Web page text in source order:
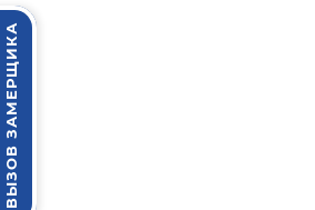
ВЫЗОВ ЗАМЕРЩИКА